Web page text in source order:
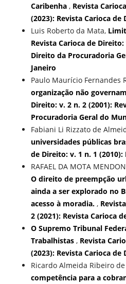
Caribenha , Revista
(2023): Revista Carioca de
Luis Roberto da Mata,
Revista Carioca de
Direito da Procuradoria
Janeiro
Paulo Maurício Fernandes
organização não
Direito: v. 2 n. 2 (2001):
Procuradoria Geral do
Fabiani Li Rizzato de
universidades públicas
de Direito: v. 1 n. 1
RAFAEL DA MOTA
O direito de preempção
ainda a ser explorado no
acesso à moradia. ,
2 (2021): Revista Carioca
O Supremo Tribunal
Trabalhistas , Revista
(2023): Revista Carioca de
Ricardo Almeida Ribeiro de
competência para a